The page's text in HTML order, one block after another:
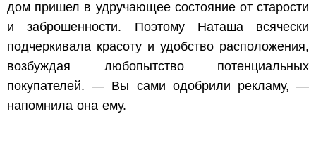
дом пришел в удручающее состояние от старости
и заброшенности. Поэтому Наташа всячески
подчеркивала красоту и удобство расположения,
возбуждая любопытство потенциальных
покупателей. — Вы сами одобрили рекламу, —
напомнила она ему.